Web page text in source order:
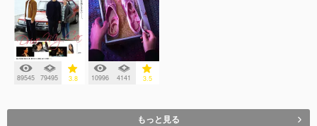
89545 79495 3.8 10996 4141 3.5
もっと見る